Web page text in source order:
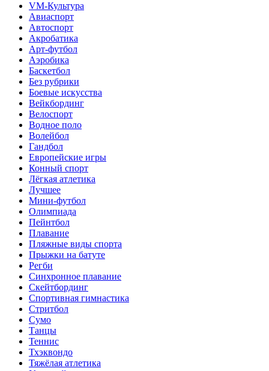
VM-Культура
Авиаспорт
Автоспорт
Акробатика
Арт-футбол
Аэробика
Баскетбол
Без рубрики
Боевые искусства
Вейкбординг
Велоспорт
Водное поло
Волейбол
Гандбол
Европейские игры
Конный спорт
Лёгкая атлетика
Лучшее
Мини-футбол
Олимпиада
Пейнтбол
Плавание
Пляжные виды спорта
Прыжки на батуте
Регби
Синхронное плавание
Скейтбординг
Спортивная гимнастика
Стритбол
Сумо
Танцы
Теннис
Тхэквондо
Тяжёлая атлетика